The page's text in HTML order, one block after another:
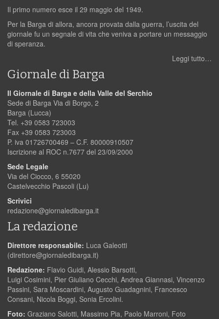
Il primo numero esce il 29 maggio del 1949.
Per la Barga di allora, ancora provata dalla guerra, l’uscita del
giornale fu un segnale di vita che veniva a portare un messaggio
di speranza.
Leggi tutto…
Giornale di Barga
Il Giornale di Barga e della Valle del Serchio
Sede di Barga Via di Borgo, 2
Barga (Lucca)
Tel. +39 0583 723003
Fax +39 0583 723003
P. iva 01726700469 – C.F. 80000910507
Iscrizione al ROC n.7677 del 23/09/2000
Sede Legale
Via del Ciocco, 6 55020
Castelvecchio Pascoli (Lu)
Scrivici
redazione@giornaledibarga.it
La redazione
Direttore responsabile: Luca Galeotti
(direttore@giornaledibarga.it)
Redazione: Flavio Guidi, Alessio Barsotti,
Luigi Cosimini, Pier Giuliano Cecchi, Andrea Giannasi, Vincenzo
Passini, Sara Moscardini, Augusto Guadagnini, Francesco
Consani, Nicola Boggi, Sonia Ercolini.
Foto: Graziano Salotti, Massimo Pia, Paolo Marroni, Foto